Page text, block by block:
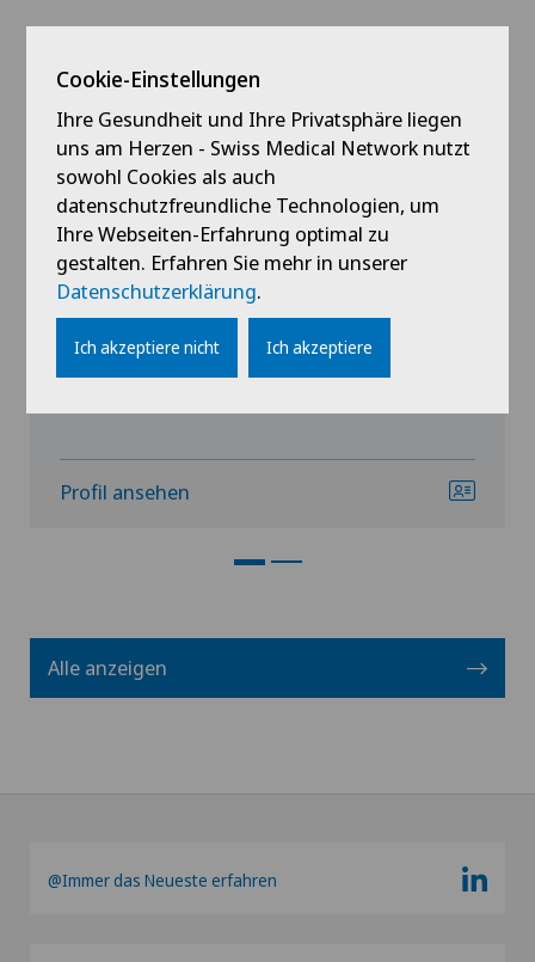
Hôpital de La Providence
Dr. med. Marco Piergiovanni
Spezialisierung
Urologie,
Prostatakrebs (Prostatakarzinom),
Vasektomie (Unterbindung/Sterilisation beim Mann)
Profil ansehen
Alle anzeigen
@Immer das Neueste erfahren
Cookie-Einstellungen
Ihre Gesundheit und Ihre Privatsphäre liegen
uns am Herzen - Swiss Medical Network nutzt
sowohl Cookies als auch
datenschutzfreundliche Technologien, um
Ihre Webseiten-Erfahrung optimal zu
gestalten. Erfahren Sie mehr in unserer
Datenschutzerklärung.
Ich akzeptiere nicht Ich akzeptiere